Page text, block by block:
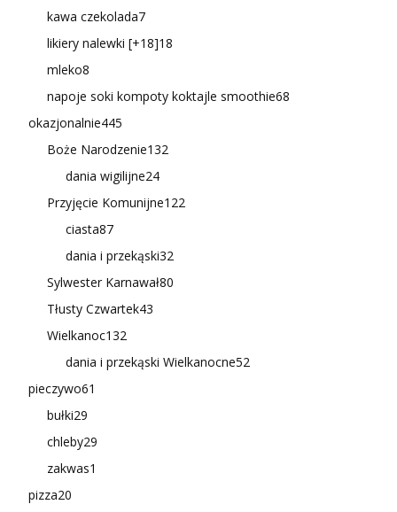
kawa czekolada7
likiery nalewki [+18]18
mleko8
napoje soki kompoty koktajle smoothie68
okazjonalnie445
Boże Narodzenie132
dania wigilijne24
Przyjęcie Komunijne122
ciasta87
dania i przekąski32
Sylwester Karnawał80
Tłusty Czwartek43
Wielkanoc132
dania i przekąski Wielkanocne52
pieczywo61
bułki29
chleby29
zakwas1
pizza20